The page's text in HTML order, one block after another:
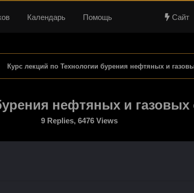
Календарь Помощь Сайт
Курс лекций по Технологии бурения нефтяных и
нефтяных и
9 Replies, 6476 Views